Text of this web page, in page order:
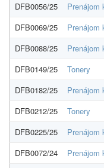
DFB0056/25
Prenájom
DFB0069/25
Prenájom
DFB0088/25
Prenájom
DFB0149/25
Tonery
DFB0182/25
Prenájom
DFB0212/25
Tonery
DFB0225/25
Prenájom
DFB0072/24
Prenájom